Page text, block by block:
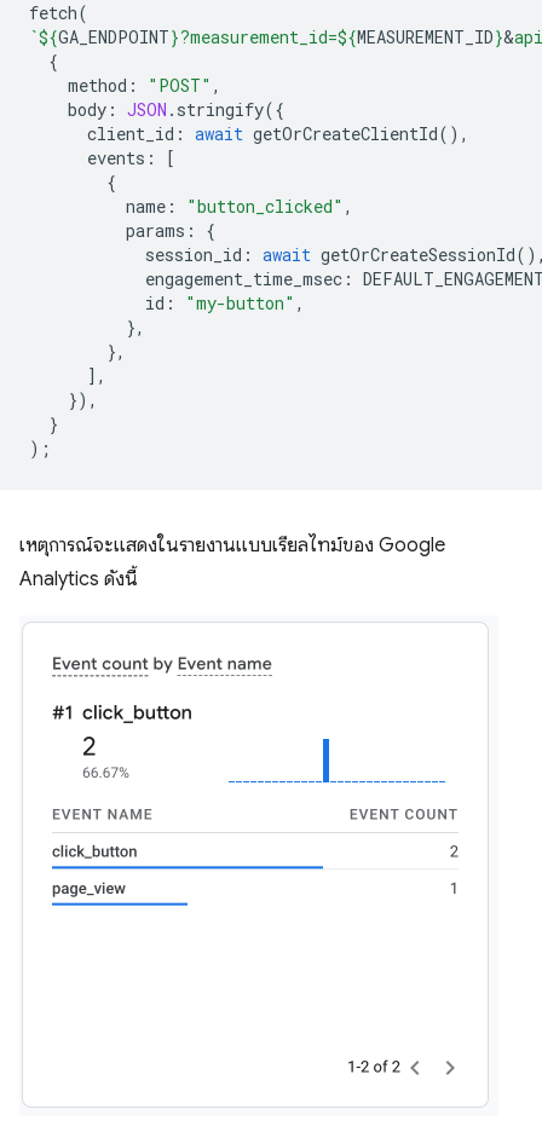
fetch(
`${GA_ENDPOINT}?measurement_id=${MEASUREMENT_ID}&
{
method : "POST" ,
body : JSON . stringify({
client_id : await getOrCreateClientId(),
events :
[
{
name : "button_clicked" ,
params :
{
session_id : await getOrCreateSessionId
engagement_time_msec :
id : "my-button" ,
},
},
],
}),
}
);
เหตุการณ์จะแสดงในรายงานแบบเรียลไทม์ของ Google
Analytics ดังนี้